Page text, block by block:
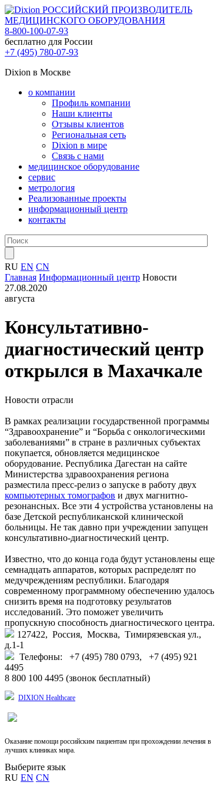
РОССИЙСКИЙ ПРОИЗВОДИТЕЛЬ
МЕДИЦИНСКОГО ОБОРУДОВАНИЯ
8-800-100-07-93
бесплатно для России
+7 (495) 780-07-93
Dixion в Москве
о компании
Профиль компании
Наши клиенты
Отзывы клиентов
Региональная сеть
Dixion в мире
Связь с нами
медицинское оборудование
сервис
метрология
Реализованные проекты
информационный центр
контакты
RU EN CN
Главная Информационный центр Новости
27.08.2020
августа
Консультативно-
диагностический центр
открылся в Махачкале
Новости отрасли
В рамках реализации государственной программы
“Здравоохранение” и “Борьба с онкологическими
заболеваниями” в стране в различных субъектах
покупается, обновляется медицинское
оборудование. Республика Дагестан на сайте
Министерства здравоохранения региона
разместила пресс-релиз о запуске в работу двух
компьютерных томографов и двух магнитно-
резонансных. Все эти 4 устройства установлены на
базе Детской республиканской клинической
больницы. Не так давно при учреждении запущен
консультативно-диагностический центр.
Известно, что до конца года будут установлены еще
семнадцать аппаратов, которых распределят по
медучреждениям республики. Благодаря
современному программному обеспечению удалось
снизить время на подготовку результатов
исследований. Это поможет увеличить
пропускную способность диагностического центра.
127422, Россия, Москва, Тимирязевская ул.,
д.1-1
Телефоны: +7 (495) 780 0793, +7 (495) 921
4495
8 800 100 4495 (звонок бесплатный)
DIXION Healthcare
Оказание помощи российским пациентам при прохождении лечения в
лучших клиниках мира.
Выберите язык
RU EN CN